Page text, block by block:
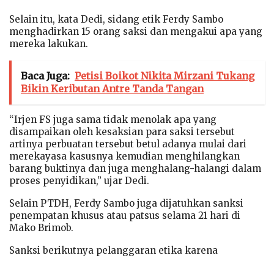
Selain itu, kata Dedi, sidang etik Ferdy Sambo
menghadirkan 15 orang saksi dan mengakui apa yang
mereka lakukan.
Baca Juga: Petisi Boikot Nikita Mirzani Tukang
Bikin Keributan Antre Tanda Tangan
“Irjen FS juga sama tidak menolak apa yang
disampaikan oleh kesaksian para saksi tersebut
artinya perbuatan tersebut betul adanya mulai dari
merekayasa kasusnya kemudian menghilangkan
barang buktinya dan juga menghalang-halangi dalam
proses penyidikan,” ujar Dedi.
Selain PTDH, Ferdy Sambo juga dijatuhkan sanksi
penempatan khusus atau patsus selama 21 hari di
Mako Brimob.
Sanksi berikutnya pelanggaran etika karena